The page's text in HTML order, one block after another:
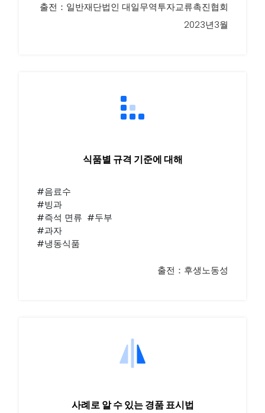
출전：일반재단법인 대일무역투자교류촉진협회
2023년3월
식품별 규격 기준에 대해
#음료수
#빙과
#즉석 면류 #두부
#과자
#냉동식품
출전：후생노동성
사례로 알 수 있는 경품 표시법